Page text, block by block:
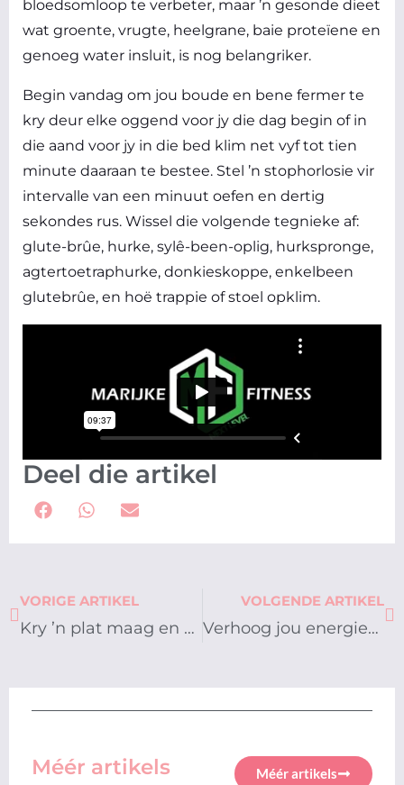
bloedsomloop te verbeter, maar ’n gesonde dieet
wat groente, vrugte, heelgrane, baie proteïene en
genoeg water insluit, is nog belangriker.
Begin vandag om jou boude en bene fermer te
kry deur elke oggend voor jy die dag begin of in
die aand voor jy in die bed klim net vyf tot tien
minute daaraan te bestee. Stel ’n stophorlosie vir
intervalle van een minuut oefen en dertig
sekondes rus. Wissel die volgende tegnieke af:
glute-brûe, hurke, sylê-been-oplig, hurkspronge,
agtertoetraphurke, donkieskoppe, enkelbeen
glutebrûe, en hoë trappie of stoel opklim.
Deel die artikel
Prev
VORIGE ARTIKEL
Kry ’n plat maag en sterk maagspiere
VOLGENDE ARTIKEL
Verhoog jou energieverbruik deur aktief te bly
Méér artikels Méér artikels